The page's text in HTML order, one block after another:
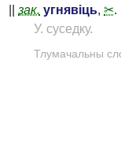
зак. угнявіць, ✂.
У. суседку.
Тлумачальны